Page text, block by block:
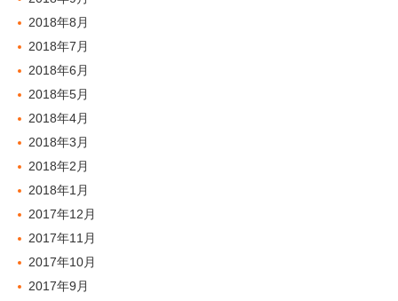
2018年8月
2018年7月
2018年6月
2018年5月
2018年4月
2018年3月
2018年2月
2018年1月
2017年12月
2017年11月
2017年10月
2017年9月